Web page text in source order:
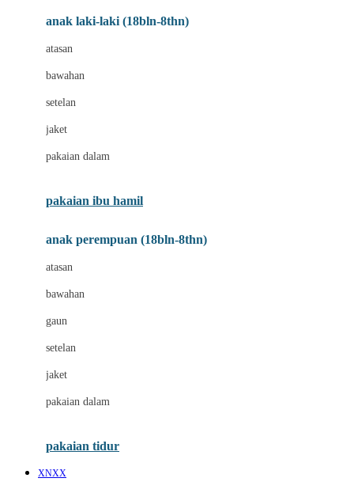
C
Cottonseeds
Crane
Drew
anak laki-laki (18bln-8thn)
atasan
bawahan
setelan
jaket
pakaian dalam
pakaian ibu hamil
anak perempuan (18bln-8thn)
atasan
bawahan
gaun
setelan
jaket
pakaian dalam
pakaian tidur
XNXX